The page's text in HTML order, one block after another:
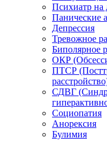
Психиатр на
Панические
Депрессия
Тревожное
Биполярное
ОКР
ПТСР
СДВГ
Социопатия
Анорексия
Булимия